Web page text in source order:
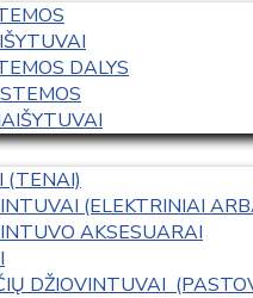
DALYS
(TENAI)
(ELEKTRINIAI
AKSESUARAI
DŽIOVINTUVAI